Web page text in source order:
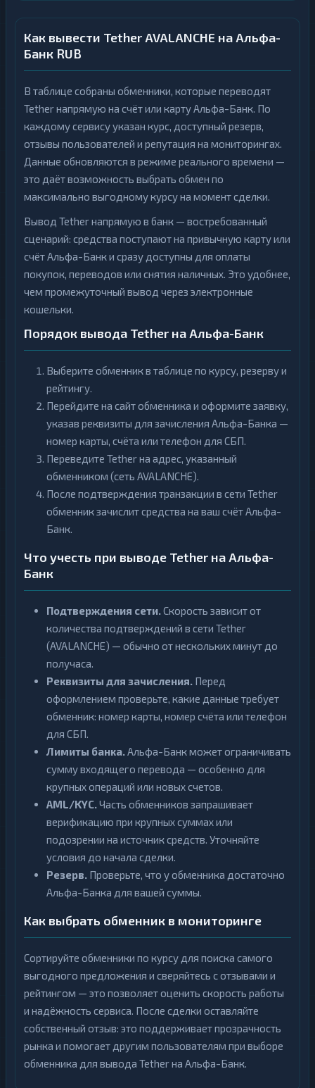
Как вывести Tether AVALANCHE на Альфа-
Банк RUB
В таблице собраны обменники, которые переводят
Tether напрямую на счёт или карту Альфа-Банк. По
каждому сервису указан курс, доступный резерв,
отзывы пользователей и репутация на мониторингах.
Данные обновляются в режиме реального времени —
это даёт возможность выбрать обмен по
максимально выгодному курсу на момент сделки.
Вывод Tether напрямую в банк — востребованный
сценарий: средства поступают на привычную карту или
счёт Альфа-Банк и сразу доступны для оплаты
покупок, переводов или снятия наличных. Это удобнее,
чем промежуточный вывод через электронные
кошельки.
Порядок вывода Tether на Альфа-Банк
Выберите обменник в таблице по курсу, резерву и
рейтингу.
Перейдите на сайт обменника и оформите заявку,
указав реквизиты для зачисления Альфа-Банка —
номер карты, счёта или телефон для СБП.
Переведите Tether на адрес, указанный
обменником (сеть AVALANCHE).
После подтверждения транзакции в сети Tether
обменник зачислит средства на ваш счёт Альфа-
Банк.
Что учесть при выводе Tether на Альфа-
Банк
Подтверждения сети.Скорость зависит от
количества подтверждений в сети Tether
(AVALANCHE) — обычно от нескольких минут до
получаса.
Реквизиты для зачисления. Перед
оформлением проверьте, какие данные требует
обменник: номер карты, номер счёта или телефон
для СБП.
Лимиты банка.Альфа-Банк может ограничивать
сумму входящего перевода — особенно для
крупных операций или новых счетов.
AML/KYC.Часть обменников запрашивает
верификацию при крупных суммах или
подозрении на источник средств. Уточняйте
условия до начала сделки.
Резерв. Проверьте, что у обменника достаточно
Альфа-Банка для вашей суммы.
Как выбрать обменник в мониторинге
Сортируйте обменники по курсу для поиска самого
выгодного предложения и сверяйтесь с отзывами и
рейтингом — это позволяет оценить скорость работы
и надёжность сервиса. После сделки оставляйте
собственный отзыв: это поддерживает прозрачность
рынка и помогает другим пользователям при выборе
обменника для вывода Tether на Альфа-Банк.